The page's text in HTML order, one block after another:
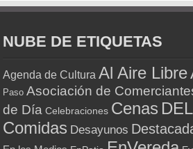
NUBE DE ETIQUETAS
Agenda de Cultura Al Aire Libre
Paso Asociación de
de Día Celebraciones Cenas
Comidas Desayunos